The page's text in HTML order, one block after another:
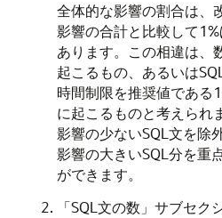
全体的な影響の割合は、
影響の合計と比較して
あります。この相違は、
起こるもの、あるいは
時間制限を推奨値である
に起こるものと考えられ
影響の少ないSQL文を除
影響の大きいSQL分を重
ができます。
「SQL文の数」サブセク